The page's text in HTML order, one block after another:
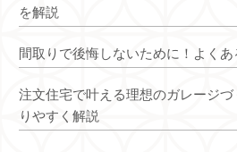
を解説
間取りで後悔しないために！よく
注文住宅で叶える理想のガレージ
りやすく解説